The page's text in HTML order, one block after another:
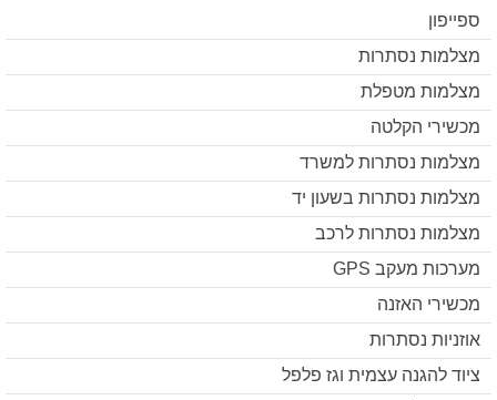
ספייפון
מצלמות נסתרות
מצלמות מטפלת
מכשירי הקלטה
מצלמות נסתרות למשרד
מצלמות נסתרות בשעון יד
מצלמות נסתרות לרכב
מערכות מעקב GPS
מכשירי האזנה
אוזניות נסתרות
ציוד להגנה עצמית וגז פלפל